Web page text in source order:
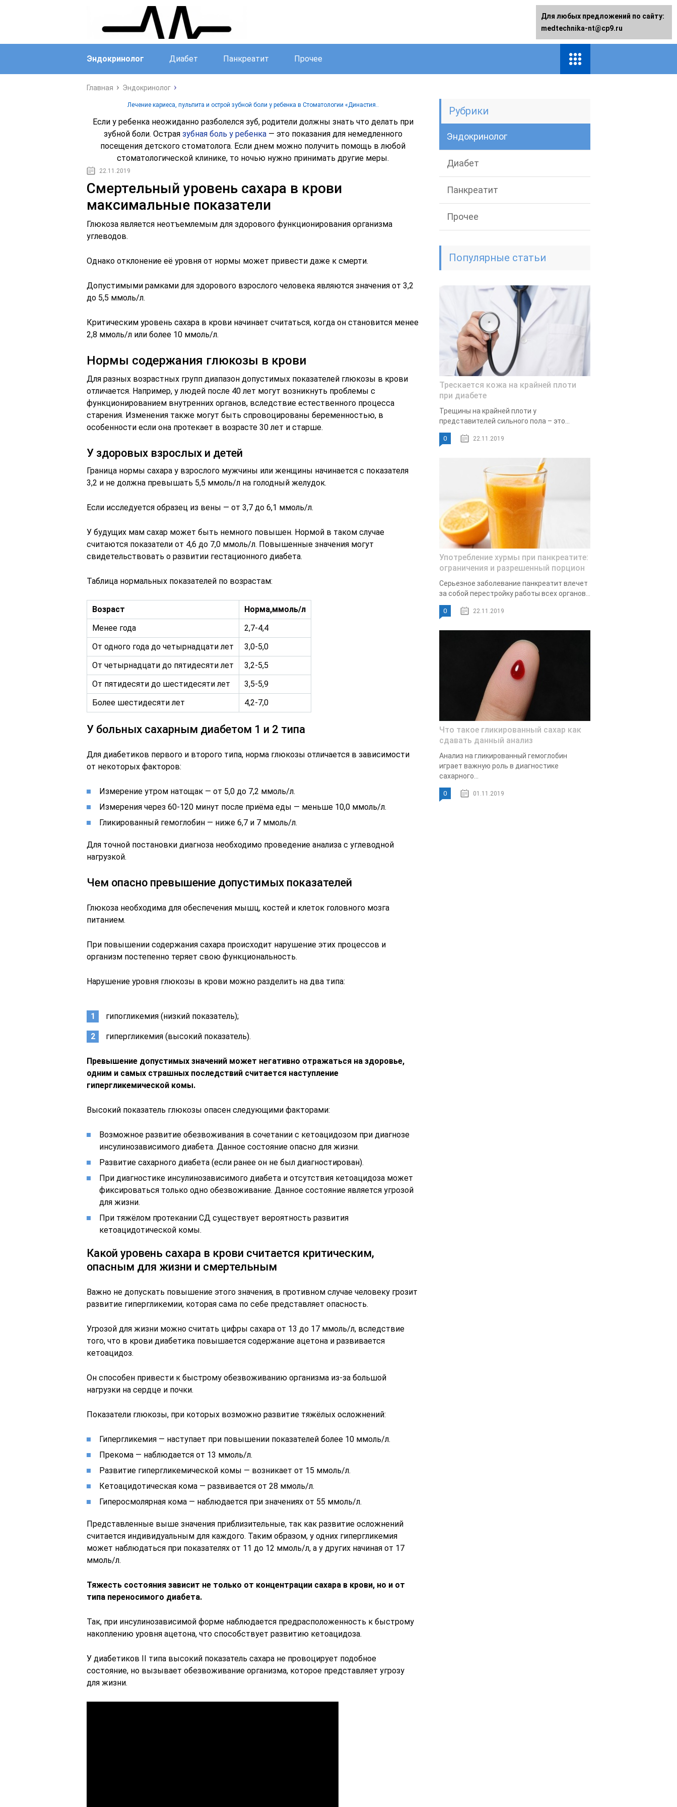
Эндокринолог Диабет Панкреатит Прочее
Главная Эндокринолог
Лечение кариеса, пульпита и острой зубной боли у ребенка в Стоматологии «Династия..
Если у ребенка неожиданно разболелся зуб, родители должны знать что делать при
зубной боли. Острая зубная боль у ребенка— это показания для немедленного
посещения детского стоматолога. Если днем можно получить помощь в любой
стоматологической клинике, то ночью нужно принимать другие меры.
22.11.2019
Смертельный уровень сахара в крови
максимальные показатели
Глюкоза является неотъемлемым для здорового функционирования организма
углеводов.
Однако отклонение её уровня от нормы может привести даже к смерти.
Допустимыми рамками для здорового взрослого человека являются значения от 3,2
до 5,5 ммоль/л.
Критическим уровень сахара в крови начинает считаться, когда он становится менее
2,8 ммоль/л или более 10 ммоль/л.
Нормы содержания глюкозы в крови
Для разных возрастных групп диапазон допустимых показателей глюкозы в крови
отличается. Например, у людей после 40 лет могут возникнуть проблемы с
функционированием внутренних органов, вследствие естественного процесса
старения. Изменения также могут быть спровоцированы беременностью, в
особенности если она протекает в возрасте 30 лет и старше.
У здоровых взрослых и детей
Граница нормы сахара у взрослого мужчины или женщины начинается с показателя
3,2 и не должна превышать 5,5 ммоль/л на голодный желудок.
Если исследуется образец из вены — от 3,7 до 6,1 ммоль/л.
У будущих мам сахар может быть немного повышен. Нормой в таком случае
считаются показатели от 4,6 до 7,0 ммоль/л. Повышенные значения могут
свидетельствовать о развитии гестационного диабета.
Таблица нормальных показателей по возрастам:
Возраст
Норма,ммоль/л
Менее года
2,7-4,4
От одного года до четырнадцати лет
3,0-5,0
От четырнадцати до пятидесяти лет
3,2-5,5
От пятидесяти до шестидесяти лет
3,5-5,9
Более шестидесяти лет
4,2-7,0
У больных сахарным диабетом 1 и 2 типа
Для диабетиков первого и второго типа, норма глюкозы отличается в зависимости
от некоторых факторов:
Измерение утром натощак — от 5,0 до 7,2 ммоль/л.
Измерения через 60-120 минут после приёма еды — меньше 10,0 ммоль/л.
Гликированный гемоглобин — ниже 6,7 и 7 ммоль/л.
Для точной постановки диагноза необходимо проведение анализа с углеводной
нагрузкой.
Чем опасно превышение допустимых показателей
Глюкоза необходима для обеспечения мышц, костей и клеток головного мозга
питанием.
При повышении содержания сахара происходит нарушение этих процессов и
организм постепенно теряет свою функциональность.
Нарушение уровня глюкозы в крови можно разделить на два типа:
гипогликемия (низкий показатель);
гипергликемия (высокий показатель).
Превышение допустимых значений может негативно отражаться на здоровье,
одним и самых страшных последствий считается наступление
гипергликемической комы.
Высокий показатель глюкозы опасен следующими факторами:
Возможное развитие обезвоживания в сочетании с кетоацидозом при диагнозе
инсулинозависимого диабета. Данное состояние опасно для жизни.
Развитие сахарного диабета (если ранее он не был диагностирован).
При диагностике инсулинозависимого диабета и отсутствия кетоацидоза может
фиксироваться только одно обезвоживание. Данное состояние является угрозой
для жизни.
При тяжёлом протекании СД существует вероятность развития
кетоацидотической комы.
Какой уровень сахара в крови считается критическим,
опасным для жизни и смертельным
Важно не допускать повышение этого значения, в противном случае человеку грозит
развитие гипергликемии, которая сама по себе представляет опасность.
Угрозой для жизни можно считать цифры сахара от 13 до 17 ммоль/л, вследствие
того, что в крови диабетика повышается содержание ацетона и развивается
кетоацидоз.
Он способен привести к быстрому обезвоживанию организма из-за большой
нагрузки на сердце и почки.
Показатели глюкозы, при которых возможно развитие тяжёлых осложнений:
Гипергликемия — наступает при повышении показателей более 10 ммоль/л.
Прекома — наблюдается от 13 ммоль/л.
Развитие гипергликемической комы — возникает от 15 ммоль/л.
Кетоацидотическая кома — развивается от 28 ммоль/л.
Гиперосмолярная кома — наблюдается при значениях от 55 ммоль/л.
Представленные выше значения приблизительные, так как развитие осложнений
считается индивидуальным для каждого. Таким образом, у одних гипергликемия
может наблюдаться при показателях от 11 до 12 ммоль/л, а у других начиная от 17
ммоль/л.
Тяжесть состояния зависит не только от концентрации сахара в крови, но и от
типа переносимого диабета.
Так, при инсулинозависимой форме наблюдается предрасположенность к быстрому
накоплению уровня ацетона, что способствует развитию кетоацидоза.
У диабетиков II типа высокий показатель сахара не провоцирует подобное
состояние, но вызывает обезвоживание организма, которое представляет угрозу
для жизни.
Рубрики
Эндокринолог
Диабет
Панкреатит
Прочее
Популярные статьи
Трескается кожа на крайней плоти
при диабете
Трещины на крайней плоти у
представителей сильного пола – это...
0 22.11.2019
Употребление хурмы при панкреатите:
ограничения и разрешенный порцион
Серьезное заболевание панкреатит влечет
за собой перестройку работы всех органов...
0 22.11.2019
Что такое гликированный сахар как
сдавать данный анализ
Анализ на гликированный гемоглобин
играет важную роль в диагностике
сахарного...
0 01.11.2019
Для любых предложений по сайту:
medtechnika-nt@cp9.ru